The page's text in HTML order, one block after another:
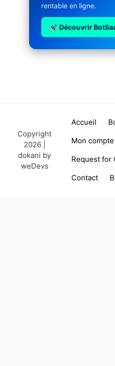
rentable en ligne.
Découvrir
Copyright
2026 |
dokani by
weDevs
Accueil
Mon compte
Request for
Contact